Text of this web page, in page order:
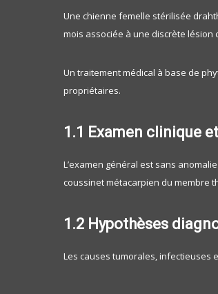
Une chienne femelle stérilisée
mois associée à une discrète lésion
Un traitement médical à base de
propriétaires.
1.1 Examen clinique
L’examen général est sans
coussinet métacarpien du membre
1.2 Hypothèses
Les causes tumorales, infectieuses